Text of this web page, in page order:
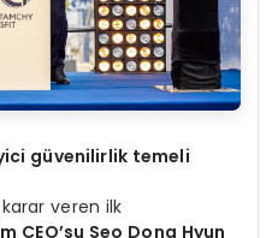
güvenilirlik temeli
veren ilk
CEO’su Seo Dong Hyun